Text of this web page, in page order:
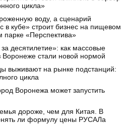
цикла»
воду, а сценарий
в кубе» строит бизнес на пищевом
парке «Перспектива»
десятилетие»: как массовые
Воронеже стали новой нормой
выживают на рынке подстанций:
цикла
Воронежа может запустить
дороже, чем для Китая. В
ли формулу цены РУСАЛа